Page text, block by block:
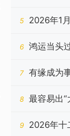
平衡暂失
5
2026年1
何？
6
鸿运当头
灵活，困
7
有缘成为
富无压力
8 最容易出“
9
2026年十